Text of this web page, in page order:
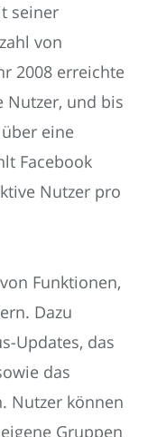
seiner
von
2008 erreichte
Nutzer, und bis
eine
Facebook
Nutzer pro
Funktionen,
Dazu
Updates, das
das
Nutzer können
Gruppen